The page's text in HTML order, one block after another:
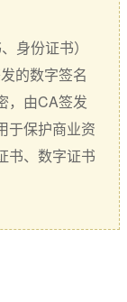
身份证书）
的数字签名
，由CA签发
于保护商业资
书、数字证书